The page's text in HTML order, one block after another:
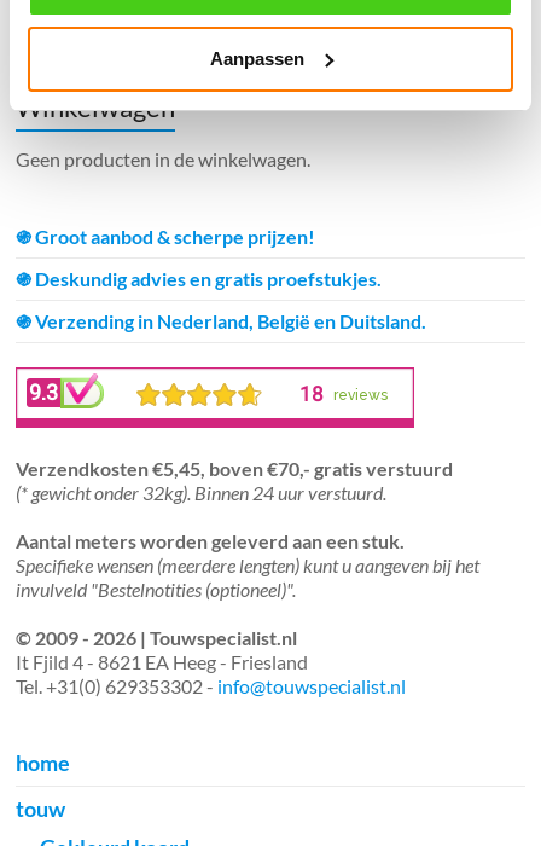
Aanpassen
Winkelwagen
Geen producten in de winkelwagen.
֍ Groot aanbod & scherpe prijzen!
֍ Deskundig advies en gratis proefstukjes.
֍ Verzending in Nederland, België en Duitsland.
Verzendkosten €5,45, boven €70,- gratis verstuurd
(* gewicht onder 32kg). Binnen 24 uur verstuurd.
Aantal meters worden geleverd aan een stuk.
Specifieke wensen (meerdere lengten) kunt u aangeven bij het
invulveld "Bestelnotities (optioneel)".
© 2009 - 2026 | Touwspecialist.nl
It Fjild 4 - 8621 EA Heeg - Friesland
Tel. +31(0) 629353302 - info@touwspecialist.nl
home
touw